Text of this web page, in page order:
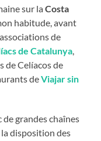
sur laCosta
habitude, avant
de
de Catalunya
de Celíacos de
deViajar sin
de grandes chaînes
disposition des